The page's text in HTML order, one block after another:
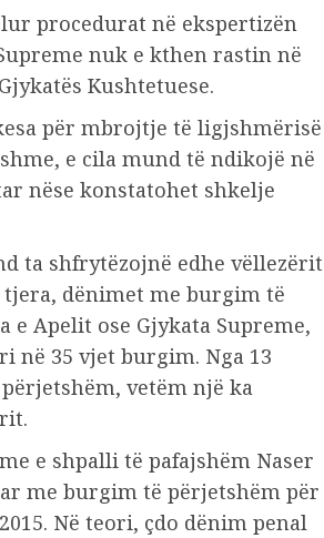
procedurat në ekspertizën
nuk e kthen rastin në
Kushtetuese.
për mbrojtje të ligjshmërisë
e cila mund të ndikojë në
nëse konstatohet shkelje
ta shfrytëzojnë edhe vëllezërit
tjera, dënimet me burgim të
Apelit ose Gjykata Supreme,
në 35 vjet burgim. Nga 13
vetëm një ka
e shpalli të pafajshëm Naser
me burgim të përjetshëm për
Në teori, çdo dënim penal